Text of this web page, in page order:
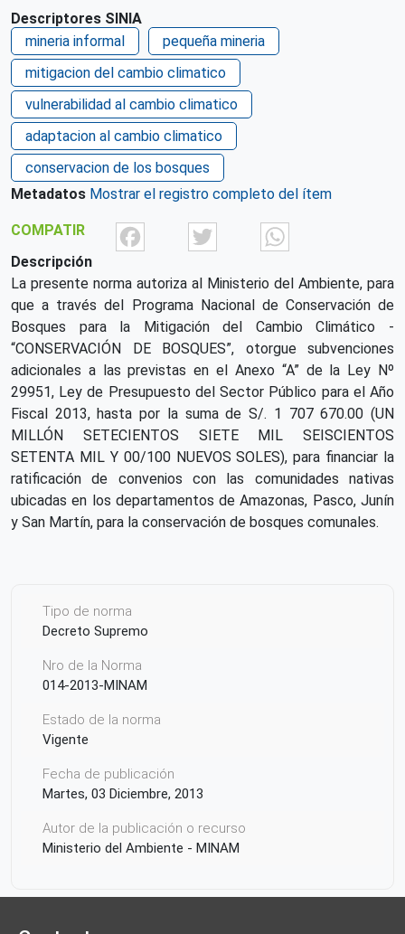
Descriptores SINIA
mineria informal
pequeña mineria
mitigacion del cambio climatico
vulnerabilidad al cambio climatico
adaptacion al cambio climatico
conservacion de los bosques
Metadatos Mostrar el registro completo del ítem
COMPATIR FacebookTwitter
Descripción
La presente norma autoriza al Ministerio del Ambiente, para
que a través del Programa Nacional de Conservación de
Bosques para la Mitigación del Cambio Climático -
“CONSERVACIÓN DE BOSQUES”, otorgue subvenciones
adicionales a las previstas en el Anexo “A” de la Ley Nº
29951, Ley de Presupuesto del Sector Público para el Año
Fiscal 2013, hasta por la suma de S/. 1 707 670.00 (UN
MILLÓN SETECIENTOS SIETE MIL SEISCIENTOS
SETENTA MIL Y 00/100 NUEVOS SOLES), para financiar la
ratificación de convenios con las comunidades nativas
ubicadas en los departamentos de Amazonas, Pasco, Junín
y San Martín, para la conservación de bosques comunales.
Tipo de norma
Decreto Supremo
Nro de la Norma
014-2013-MINAM
Estado de la norma
Vigente
Fecha de publicación
Martes, 03 Diciembre, 2013
Autor de la publicación o recurso
Ministerio del Ambiente - MINAM